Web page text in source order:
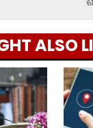
ALSO